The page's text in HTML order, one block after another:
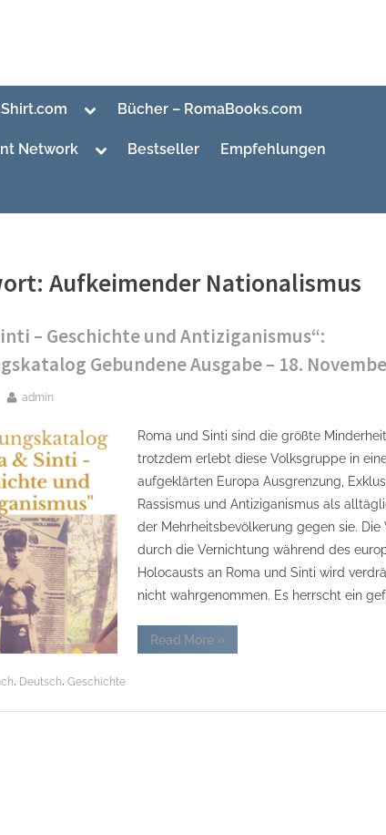
ToggleBücher – RomaBooks.com
Network
Toggle
Toggle
Bestseller Empfehlungen
Aufkeimender Nationalismus
– Geschichte und Antiziganismus“:
Gebundene Ausgabe – 18.
By
admin
Roma und Sinti sind die größte
trotzdem erlebt diese Volksgruppe in
aufgeklärten Europa Ausgrenzung,
Rassismus und Antiziganismus als
der Mehrheitsbevölkerung gegen sie. Die
durch die Vernichtung während des
Holocausts an Roma und Sinti wird
nicht wahrgenommen. Es herrscht ein
Read More“„Roma
&
Antiziganismus“:
»
Deutsch ,Geschichte